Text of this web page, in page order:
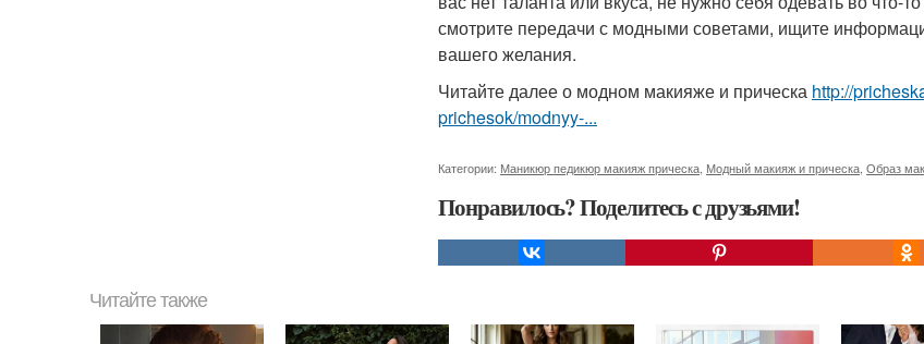
смотрите передачи с модными советами, ищите
вашего желания.
Читайте далее о модном макияже и прическа http://
prichesok/modnyy-...
Категории: Маникюр педикюр макияж прическа Модный макияж и прическа Образ
Понравилось? Поделитесь с друзьями!
Читайте также